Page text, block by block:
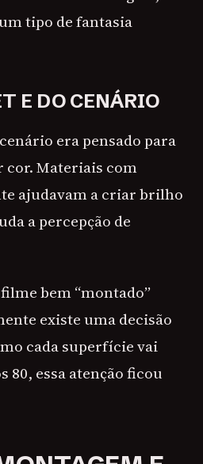
tipo de fantasia
E DO CENÁRIO
era pensado para
cor. Materiais com
ajudavam a criar brilho
a percepção de
bem “montado”
existe uma decisão
cada superfície vai
80, essa atenção ficou